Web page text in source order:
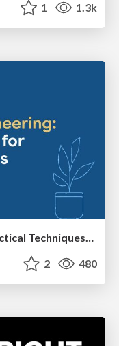
1 1.3k
Gemini Prompt Engineering: Practical Techniques for Tangible AI Outcomes
2 480